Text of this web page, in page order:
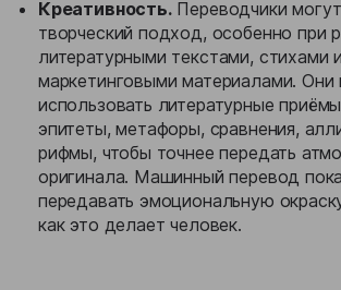
Креативность.Переводчики
творческий подход, особенно при
литературными текстами, стихами
маркетинговыми материалами. Они
использовать литературные
эпитеты, метафоры, сравнения,
рифмы, чтобы точнее передать
оригинала. Машинный перевод
передавать эмоциональную
как это делает человек.